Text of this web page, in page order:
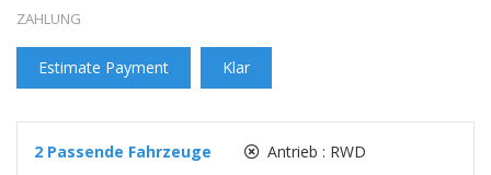
ZAHLUNG
Estimate Payment Klar
2 Passende Fahrzeuge Antrieb : RWD